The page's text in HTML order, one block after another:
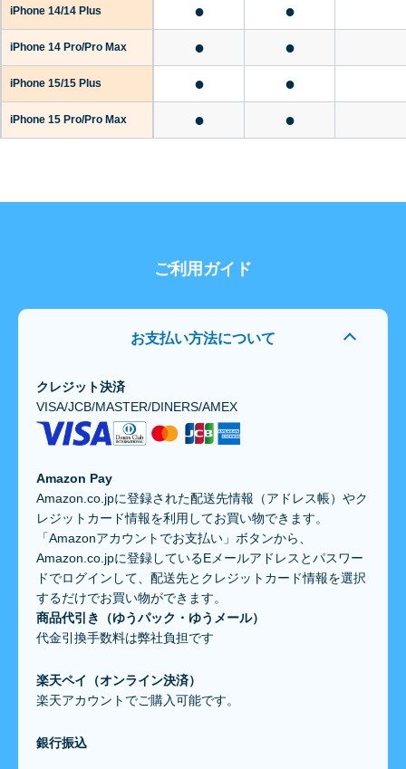
iPhone 14/14 Plus ● ●
iPhone 14 Pro/Pro Max ● ●
iPhone 15/15 Plus ● ●
iPhone 15 Pro/Pro Max ● ●
ご利用ガイド
お支払い方法について
クレジット決済
VISA/JCB/MASTER/DINERS/AMEX
Amazon Pay
Amazon.co.jpに登録された配送先情報（アドレス帳）やク
レジットカード情報を利用してお買い物できます。
「Amazonアカウントでお支払い」ボタンから、
Amazon.co.jpに登録しているEメールアドレスとパスワー
ドでログインして、配送先とクレジットカード情報を選択
するだけでお買い物ができます。
商品代引き（ゆうパック・ゆうメール）
代金引換手数料は弊社負担です
楽天ペイ（オンライン決済）
楽天アカウントでご購入可能です。
銀行振込